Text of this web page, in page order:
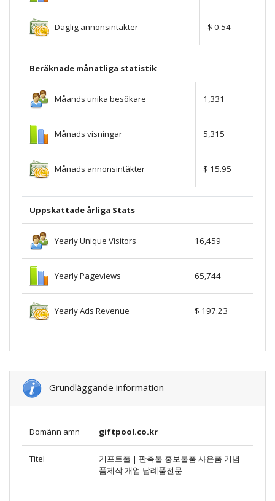
Daglig annonsintäkter $ 0.54
Beräknade månatliga statistik
Måands unika besökare 1,331
Månads visningar 5,315
Månads annonsintäkter $ 15.95
Uppskattade årliga Stats
Yearly Unique Visitors 16,459
Yearly Pageviews 65,744
Yearly Ads Revenue $ 197.23
Grundläggande information
Domänn amn giftpool.co.kr
Titel
기프트풀 | 판촉물 홍보물품 사은품 기념
품제작 개업 답례품전문